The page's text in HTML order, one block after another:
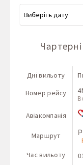
Дні вильоту
Номер рейсу
Авіакомпанія
Маршрут
Час вильоту